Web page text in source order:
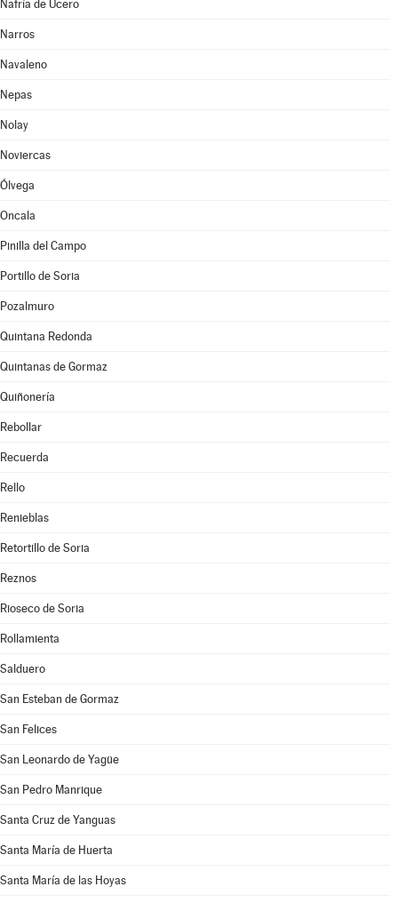
Nafría de Ucero
Narros
Navaleno
Nepas
Nolay
Noviercas
Ólvega
Oncala
Pinilla del Campo
Portillo de Soria
Pozalmuro
Quintana Redonda
Quintanas de Gormaz
Quiñonería
Rebollar
Recuerda
Rello
Renieblas
Retortillo de Soria
Reznos
Rioseco de Soria
Rollamienta
Salduero
San Esteban de Gormaz
San Felices
San Leonardo de Yagüe
San Pedro Manrique
Santa Cruz de Yanguas
Santa María de Huerta
Santa María de las Hoyas